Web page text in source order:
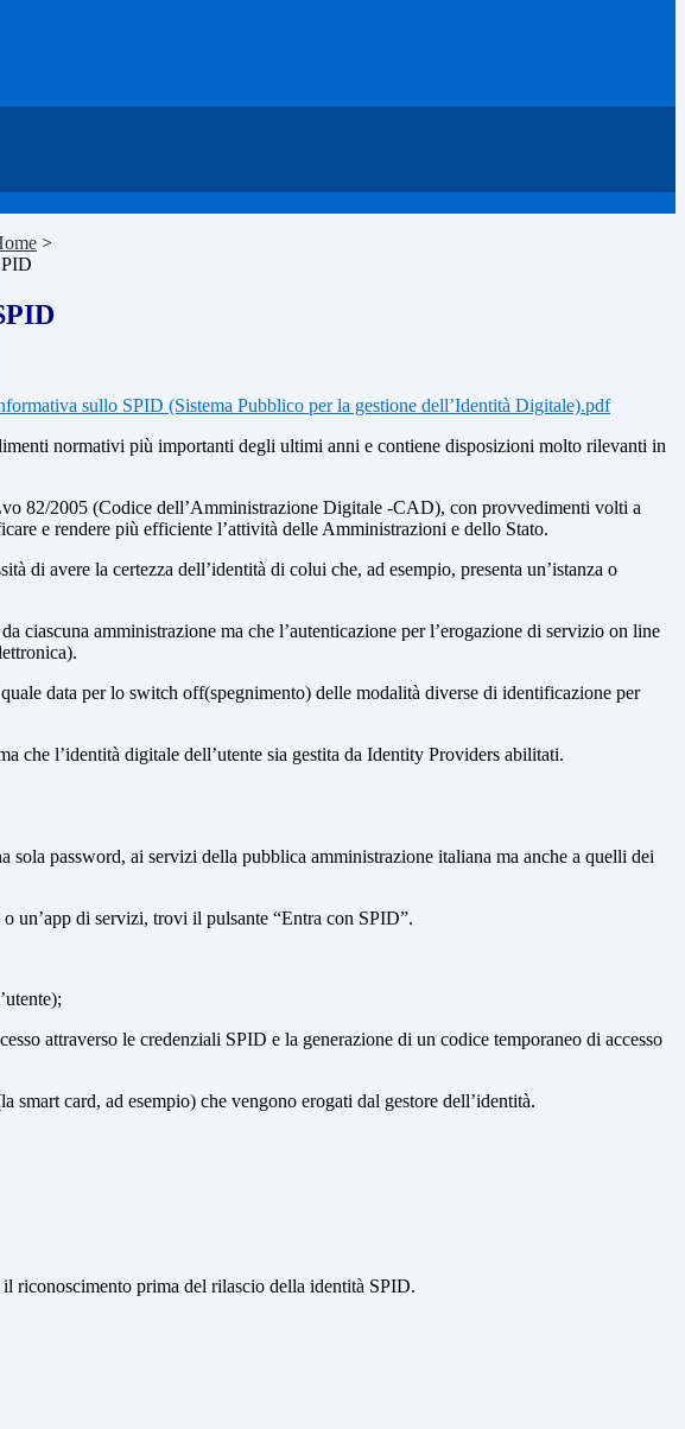
>
sullo SPID (Sistema Pubblico per la gestione dell’Identità Digitale).pdf
normativi più importanti degli ultimi anni e contiene disposizioni molto rilevanti in
82/2005 (Codice dell’Amministrazione Digitale -CAD), con provvedimenti volti a
e rendere più efficiente l’attività delle Amministrazioni e dello Stato.
di avere la certezza dell’identità di colui che, ad esempio, presenta un’istanza o
ciascuna amministrazione ma che l’autenticazione per l’erogazione di servizio on line
data per lo switch off(spegnimento) delle modalità diverse di identificazione per
che l’identità digitale dell’utente sia gestita da Identity Providers abilitati.
sola password, ai servizi della pubblica amministrazione italiana ma anche a quelli dei
un’app di servizi, trovi il pulsante “Entra con SPID”.
attraverso le credenziali SPID e la generazione di un codice temporaneo di accesso
card, ad esempio) che vengono erogati dal gestore dell’identità.
il riconoscimento prima del rilascio della identità SPID.